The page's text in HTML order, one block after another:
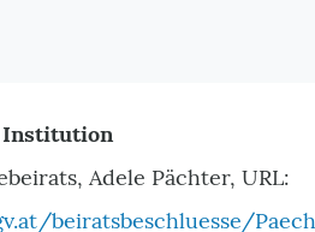
Institution
Adele Pächter, URL:
beiratsbeschluesse/